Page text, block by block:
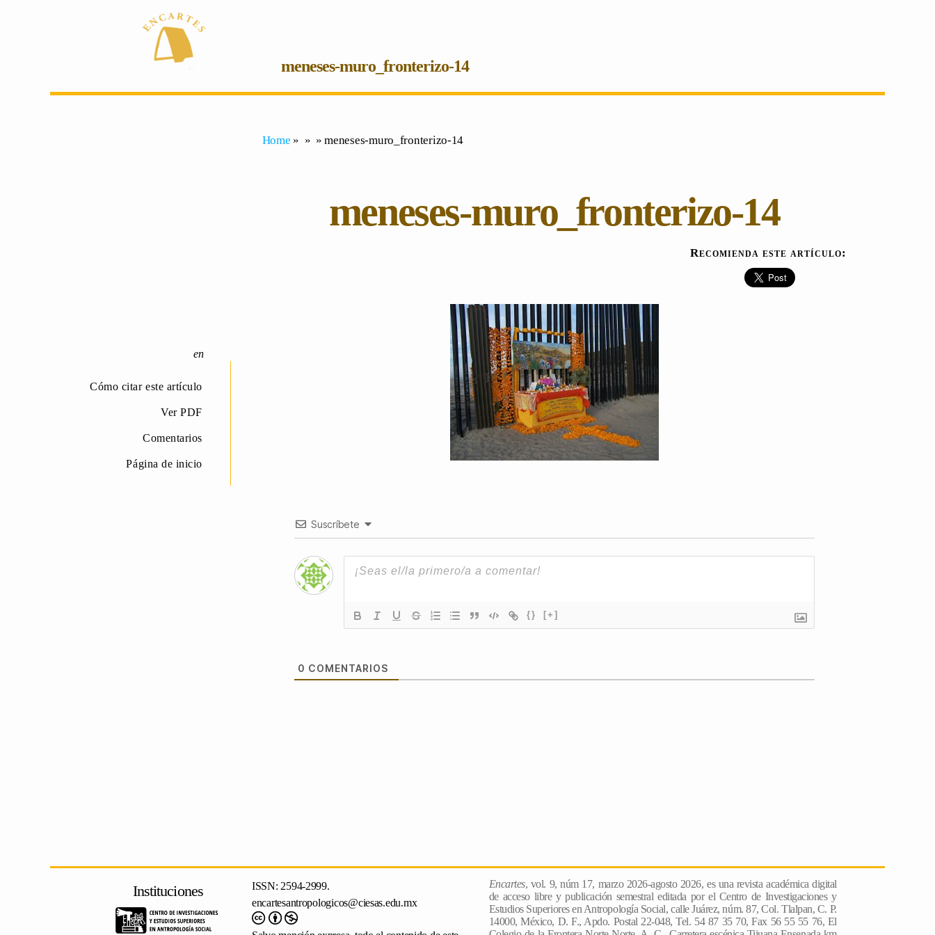
meneses-muro_fronterizo-14
Cómo citar este artículo
Ver PDF
Comentarios
Página de inicio
Home » » » meneses-muro_fronterizo-14
meneses-muro_fronterizo-14
Recomienda este artículo:
Suscríbete
{} [+]
0 COMENTARIOS
Instituciones
ISSN: 2594-2999.
encartesantropologicos@ciesas.edu.mx
Encartes, vol. 9, núm 17, marzo 2026-agosto 2026, es una revista académica digital
de acceso libre y publicación semestral editada por el Centro de Investigaciones y
Estudios Superiores en Antropología Social, calle Juárez, núm. 87, Col. Tlalpan, C. P.
14000, México, D. F., Apdo. Postal 22-048, Tel. 54 87 35 70, Fax 56 55 55 76, El